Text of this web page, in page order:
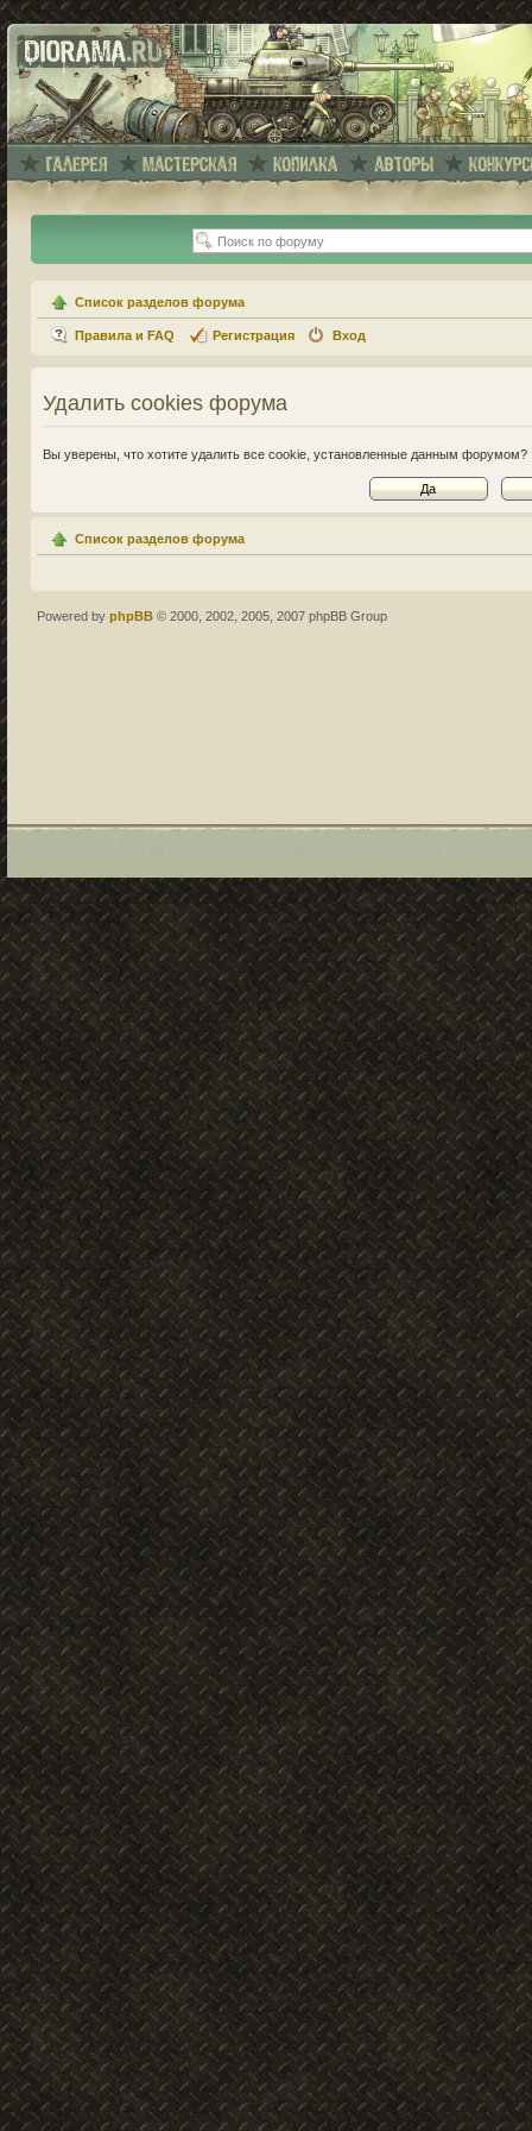
Список разделов форума
Правила и FAQ Регистрация Вход
Удалить cookies форума
Вы уверены, что хотите удалить все cookie, установленные данным форумом?
Список разделов форума
Powered by phpBB © 2000, 2002, 2005, 2007 phpBB Group